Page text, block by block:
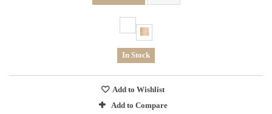
In Stock
Add to Wishlist
Add to Compare